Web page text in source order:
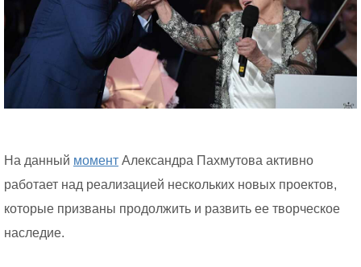
На данный момент Александра Пахмутова активно
работает над реализацией нескольких новых проектов,
которые призваны продолжить и развить ее творческое
наследие.